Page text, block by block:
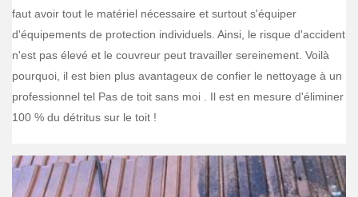
faut avoir tout le matériel nécessaire et surtout s'équiper
d'équipements de protection individuels. Ainsi, le risque d'accident
n'est pas élevé et le couvreur peut travailler sereinement. Voilà
pourquoi, il est bien plus avantageux de confier le nettoyage à un
professionnel tel Pas de toit sans moi . Il est en mesure d'éliminer
100 % du détritus sur le toit !